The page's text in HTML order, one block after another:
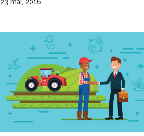
23 mai, 2016